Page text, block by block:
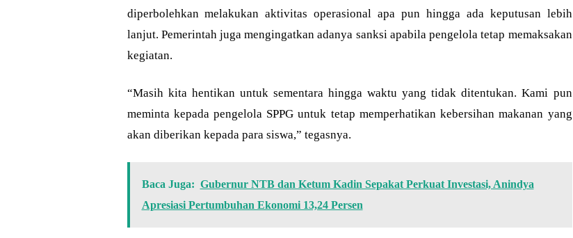
diperbolehkan melakukan aktivitas operasional apa pun hingga ada keputusan lebih
lanjut. Pemerintah juga mengingatkan adanya sanksi apabila pengelola tetap memaksakan
kegiatan.
“Masih kita hentikan untuk sementara hingga waktu yang tidak ditentukan. Kami pun
meminta kepada pengelola SPPG untuk tetap memperhatikan kebersihan makanan yang
akan diberikan kepada para siswa,” tegasnya.
Baca Juga: Gubernur NTB dan Ketum Kadin Sepakat Perkuat Investasi, Anindya
Apresiasi Pertumbuhan Ekonomi 13,24 Persen